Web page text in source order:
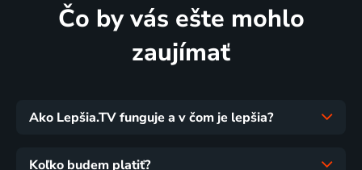
Čo by vás ešte mohlo
zaujímať
Ako Lepšia.TV funguje a v čom je lepšia?
Koľko budem platiť?